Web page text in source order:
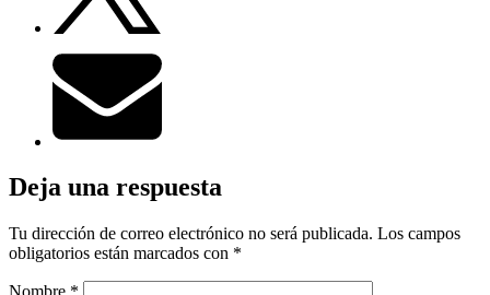
Deja una respuesta
Tu dirección de correo electrónico no será publicada. Los campos
obligatorios están marcados con *